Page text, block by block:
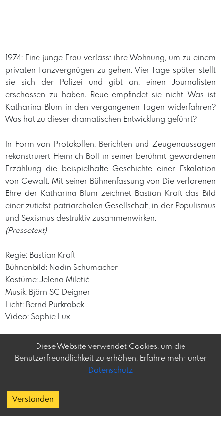
1974: Eine junge Frau verlässt ihre Wohnung, um zu einem
privaten Tanzvergnügen zu gehen. Vier Tage später stellt
sie sich der Polizei und gibt an, einen Journalisten
erschossen zu haben. Reue empfindet sie nicht. Was ist
Katharina Blum in den vergangenen Tagen widerfahren?
Was hat zu dieser dramatischen Entwicklung geführt?
In Form von Protokollen, Berichten und Zeugenaussagen
rekonstruiert Heinrich Böll in seiner berühmt gewordenen
Erzählung die beispielhafte Geschichte einer Eskalation
von Gewalt. Mit seiner Bühnenfassung von Die verlorenen
Ehre der Katharina Blum zeichnet Bastian Kraft das Bild
einer zutiefst patriarchalen Gesellschaft, in der Populismus
und Sexismus destruktiv zusammenwirken.
(Pressetext)
Regie: Bastian Kraft
Bühnenbild: Nadin Schumacher
Kostüme: Jelena Miletić
Musik: Björn SC Deigner
Licht: Bernd Purkrabek
Video: Sophie Lux
Diese Website verwendet Cookies, um die
Benutzerfreundlichkeit zu erhöhen. Erfahre mehr unter
Datenschutz
Verstanden
und mehr in Österreich
Kontakt: social@frey-tag.at